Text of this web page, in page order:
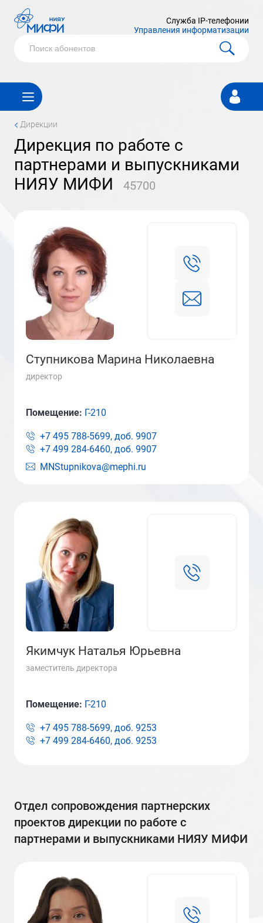
Служба IP-телефонии
Управления информатизации
Личный
кабинет
< Дирекции
дирекция по работе с
партнерами и выпускниками
НИЯУ МИФИ
45700
Ступникова Марина Николаевна
директор
MNStupnikova@mephi.ru
Помещение: Г-210
+7 495 788-5699, доб. 9907
+7 499 284-6460, доб. 9907
Якимчук Наталья Юрьевна
заместитель директора
Помещение: Г-210
+7 495 788-5699, доб. 9253
+7 499 284-6460, доб. 9253
отдел сопровождения партнерских
проектов дирекции по работе с
партнерами и выпускниками НИЯУ МИФИ